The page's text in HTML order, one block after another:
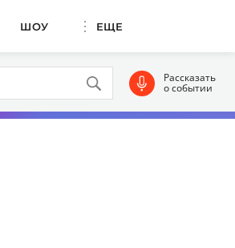
ШОУ ЕЩЕ
Рассказать
о событии